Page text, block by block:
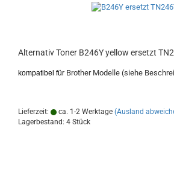
Alternativ Toner B246Y yellow ersetzt
kompatibel für Brother Modelle (siehe
Lieferzeit: ca. 1-2 Werktage (Ausland
Lagerbestand: 4 Stück